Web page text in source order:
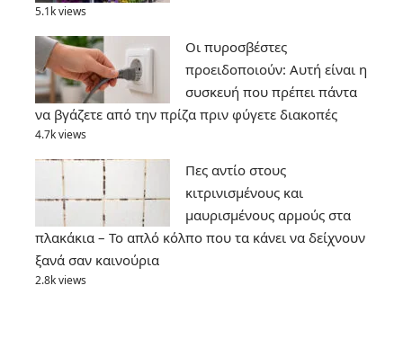
5.1k views
Οι πυροσβέστες
προειδοποιούν: Αυτή είναι η
συσκευή που πρέπει πάντα
να βγάζετε από την πρίζα πριν φύγετε διακοπές
4.7k views
Πες αντίο στους
κιτρινισμένους και
μαυρισμένους αρμούς στα
πλακάκια – Το απλό κόλπο που τα κάνει να δείχνουν
ξανά σαν καινούρια
2.8k views